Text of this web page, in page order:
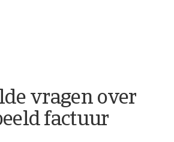
vragen over
factuur